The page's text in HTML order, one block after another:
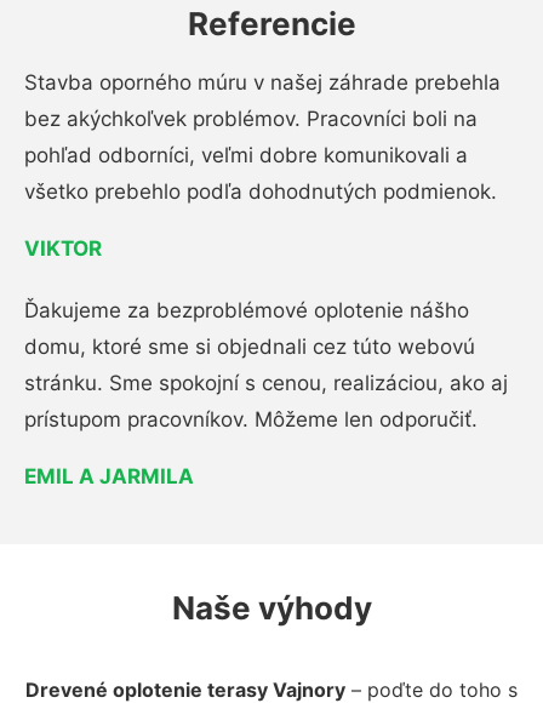
Referencie
Stavba oporného múru v našej záhrade prebehla
bez akýchkoľvek problémov. Pracovníci boli na
pohľad odborníci, veľmi dobre komunikovali a
všetko prebehlo podľa dohodnutých podmienok.
VIKTOR
Ďakujeme za bezproblémové oplotenie nášho
domu, ktoré sme si objednali cez túto webovú
stránku. Sme spokojní s cenou, realizáciou, ako aj
prístupom pracovníkov. Môžeme len odporučiť.
EMIL A JARMILA
Naše výhody
Drevené oplotenie terasy Vajnory – poďte do toho s